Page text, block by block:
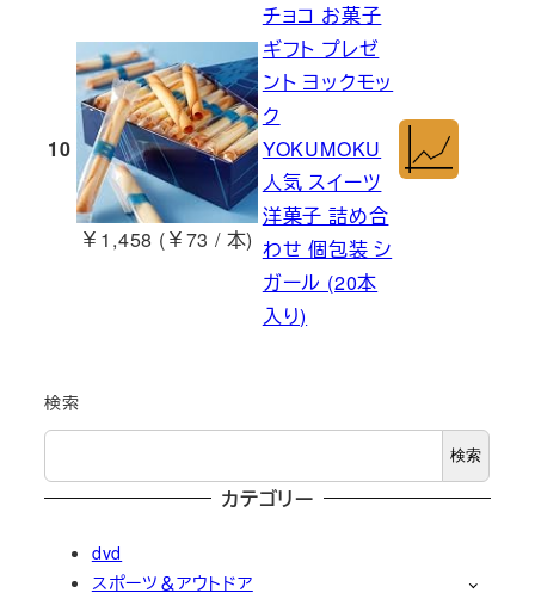
10
￥1,458 (￥73 / 本)
チョコ お菓子
ギフト プレゼ
ント ヨックモッ
ク
YOKUMOKU
人気 スイーツ
洋菓子 詰め合
わせ 個包装 シ
ガール (20本
入り)
検索
検索
カテゴリー
dvd
スポーツ＆アウトドア